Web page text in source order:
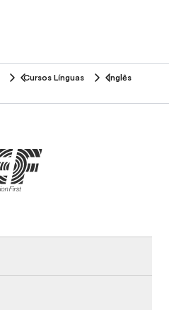
Cursos Línguas
Inglês